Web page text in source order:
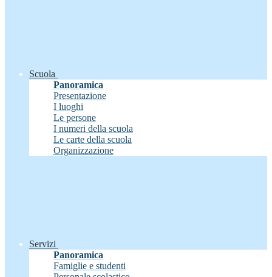
Scuola
Panoramica
Presentazione
I luoghi
Le persone
I numeri della scuola
Le carte della scuola
Organizzazione
Servizi
Panoramica
Famiglie e studenti